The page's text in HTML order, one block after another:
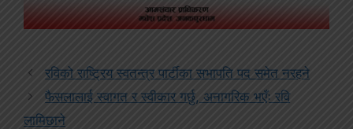
रविको राष्ट्रिय स्वतन्त्र पार्टीका सभापति पद समेत नरहने
फैसलालाई स्वागत र स्वीकार गर्छु, अनागरिक भएँः रवि
लामिछाने